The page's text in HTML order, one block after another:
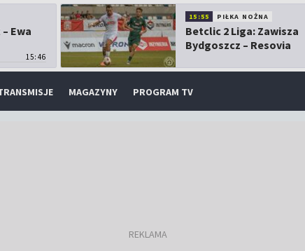
Ewa
15:46
15:55 PIŁKA NOŻNA
Betclic 2 Liga: Zawisza
Bydgoszcz – Resovia
MAGAZYNY PROGRAM TV